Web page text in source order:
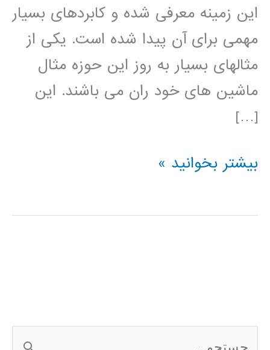
این زمینه معرفی شده و کابردهای بسیار
مهمی برای آن پیدا شده است. یکی از
مثالهای بسیار به روز این حوزه مثال
ماشین های خود ران می باشند. این
[…]
آموزش
پردازش
بیشتر بخوانید »